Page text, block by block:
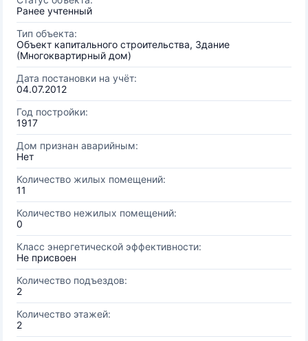
Ранее учтенный
Тип объекта:
Объект капитального строительства, Здание
(Многоквартирный дом)
Дата постановки на учёт:
04.07.2012
Год постройки:
1917
Дом признан аварийным:
Нет
Количество жилых помещений:
11
Количество нежилых помещений:
0
Класс энергетической эффективности:
Не присвоен
Количество подъездов:
2
Количество этажей:
2